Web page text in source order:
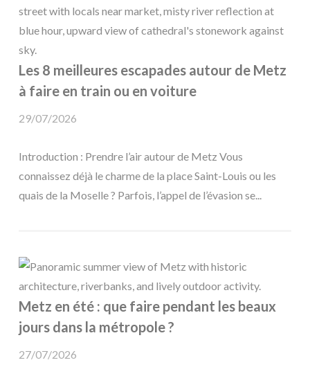
Les 8 meilleures escapades autour de Metz
à faire en train ou en voiture
29/07/2026
Introduction : Prendre l’air autour de Metz Vous
connaissez déjà le charme de la place Saint-Louis ou les
quais de la Moselle ? Parfois, l’appel de l’évasion se...
Metz en été : que faire pendant les beaux
jours dans la métropole ?
27/07/2026